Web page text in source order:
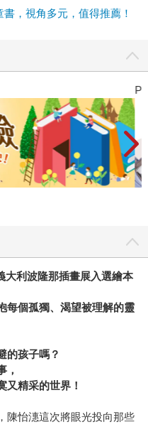
別人不一樣，當然，父母
突破的困境。這個故事以
讀者一些思考和想像的空
？我們的眼光也許可以跟
些同理和包容，那些「不
、不安，過得輕鬆一些。
騰，內心深處卻藏著摸不
的大象》雖然故事主角鎖
內向人，何嘗不是男孩Lin
時鑽進一只隱形的箱子，
自己的「大象」是什麼
，視角多元，值得推薦！
大利波隆那插畫展入選繪本
每個孤獨、渴望被理解的靈
的孩子嗎？
，
又精采的世界！
陳怡潓這次將眼光投向那些